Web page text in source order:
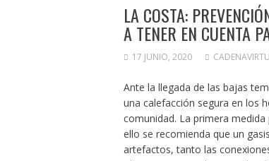
LA COSTA:
A TENER EN CUENTA
17 JUNIO, 2020
Ante la llegada de las bajas
una calefacción segura en los
comunidad. La primera
ello se recomienda que un
artefactos, tanto las